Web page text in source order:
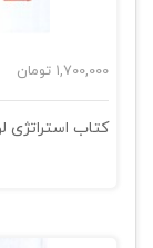
1,700,000 تومان
کتاب